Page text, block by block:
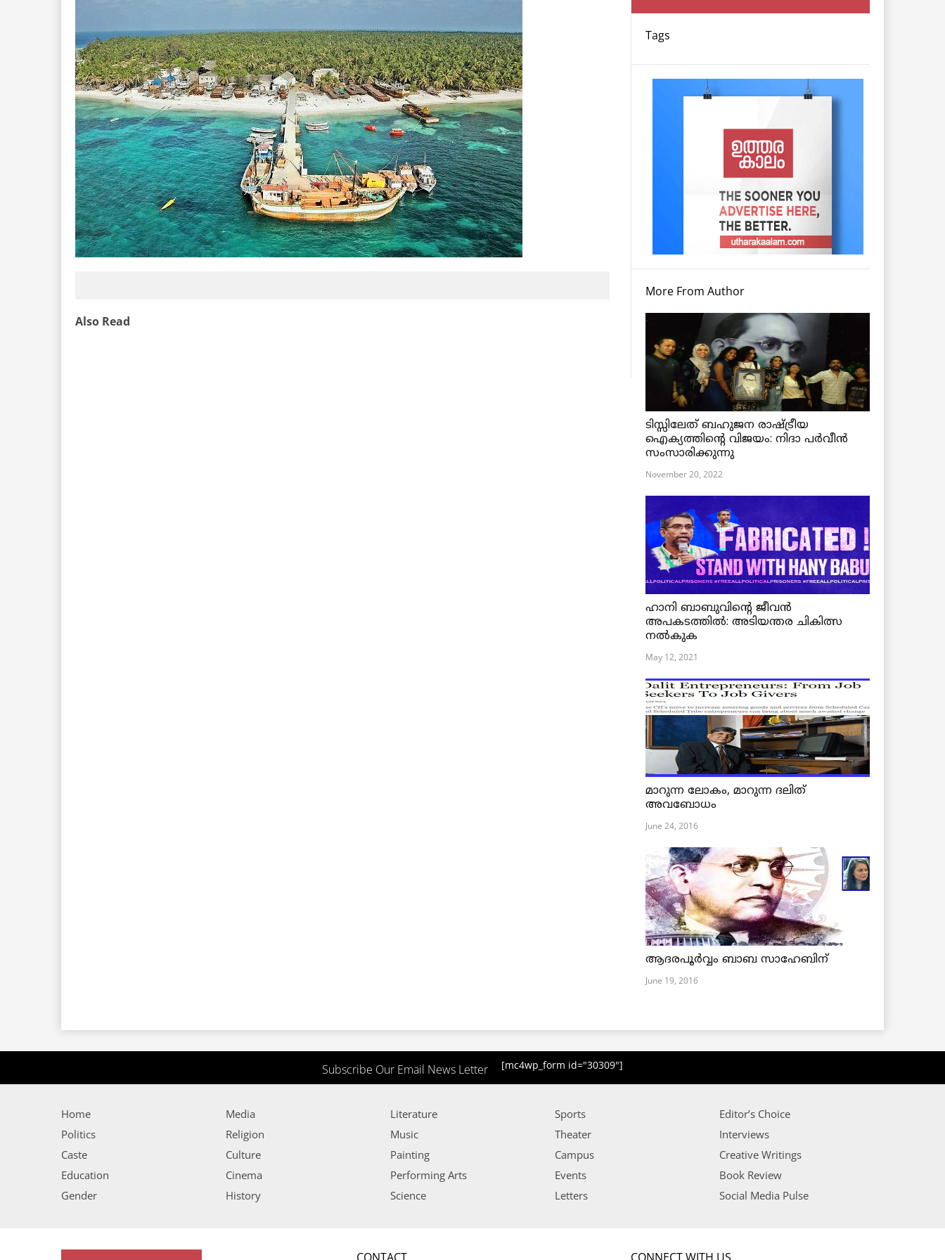
Also Read
Tags
More From Author
ടിസ്സിലേത് ബഹുജന രാഷ്ട്രീയ
ഐക്യത്തിന്റെ വിജയം: നിദാ പർവീൻ
സംസാരിക്കുന്നു
November 20, 2022
ഹാനി ബാബുവിന്റെ ജീവൻ
അപകടത്തിൽ: അടിയന്തര ചികിത്സ
നൽകുക
May 12, 2021
മാറുന്ന ലോകം, മാറുന്ന ദലിത്
അവബോധം
June 24, 2016
ആദരപൂര്‍വ്വം ബാബ സാഹേബിന്
June 19, 2016
Subscribe Our Email News Letter [mc4wp_form id="30309"]
Home
Politics
Caste
Education
Gender
Media
Religion
Culture
Cinema
History
Literature
Music
Painting
Performing Arts
Science
Sports
Theater
Campus
Events
Letters
Editor’s Choice
Interviews
Creative Writings
Book Review
Social Media Pulse